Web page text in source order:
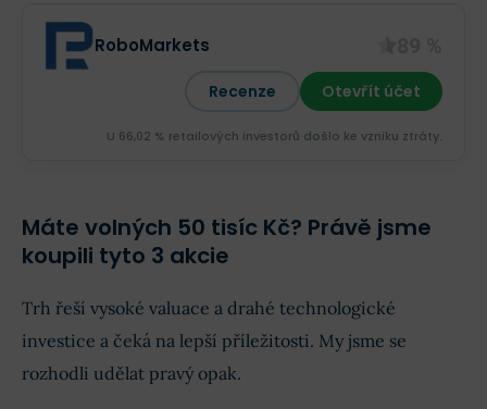
RoboMarkets
Recenze Otevřít účet
U 66,02 % retailových investorů došlo ke vzniku ztráty.
Máte volných 50 tisíc Kč? Právě jsme
koupili tyto 3 akcie
Trh řeší vysoké valuace a drahé technologické
investice a čeká na lepší příležitosti. My jsme se
rozhodli udělat pravý opak.